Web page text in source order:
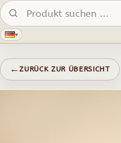
Produkte suchen:
▾
←ZURÜCK ZUR ÜBERSICHT